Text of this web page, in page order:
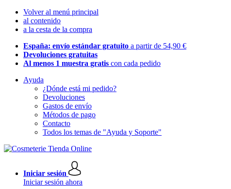
Volver al menú principal
al contenido
a la cesta de la compra
España: envío estándar gratuito a partir de 54,90 €
Devoluciones gratuitas
Al menos 1 muestra gratis con cada pedido
Ayuda
¿Dónde está mi pedido?
Devoluciones
Gastos de envío
Métodos de pago
Contacto
Todos los temas de "Ayuda y Soporte"
Iniciar sesión
Iniciar sesión ahora